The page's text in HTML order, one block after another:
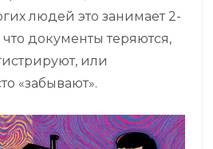
людей это занимает 2-
документы теряются,
или
«забывают».